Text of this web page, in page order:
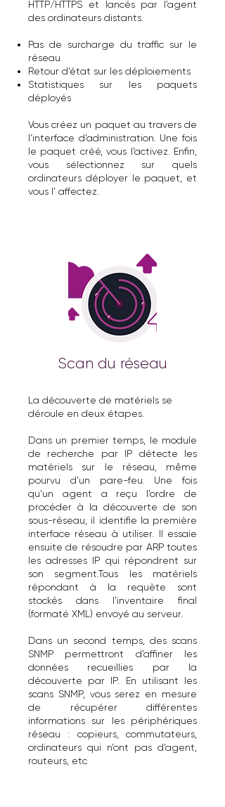
HTTP/HTTPS et lancés par l’agent
des ordinateurs distants.
Pas de surcharge du traffic sur le
réseau
Retour d’état sur les déploiements
Statistiques sur les paquets
déployés
Vous créez un paquet au travers de
l’interface d’administration. Une fois
le paquet créé, vous l’activez. Enfin,
vous sélectionnez sur quels
ordinateurs déployer le paquet, et
vous l’ affectez.
Scan du réseau
La découverte de matériels se
déroule en deux étapes.
Dans un premier temps, le module
de recherche par IP détecte les
matériels sur le réseau, même
pourvu d’un pare-feu. Une fois
qu’un agent a reçu l’ordre de
procéder à la découverte de son
sous-réseau, il identifie la première
interface réseau à utiliser. Il essaie
ensuite de résoudre par ARP toutes
les adresses IP qui répondrent sur
son segment.Tous les matériels
répondant à la requète sont
stockés dans l’inventaire final
(formaté XML) envoyé au serveur.
Dans un second temps, des scans
SNMP permettront d’affiner les
données recueillies par la
découverte par IP. En utilisant les
scans SNMP, vous serez en mesure
de récupérer différentes
informations sur les périphériques
réseau : copieurs, commutateurs,
ordinateurs qui n’ont pas d’agent,
routeurs, etc